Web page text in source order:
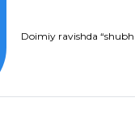
Doimiy ravishda